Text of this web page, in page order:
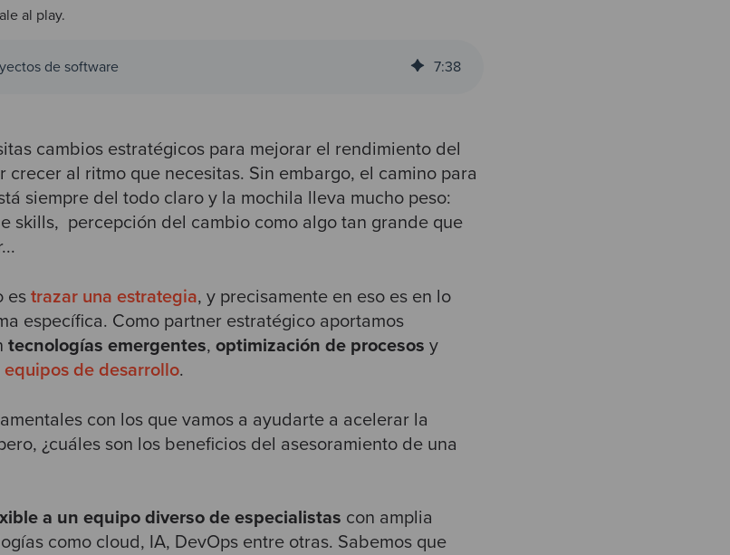
al play.
de software 7:38
cambios estratégicos para mejorar el rendimiento del
al ritmo que necesitas. Sin embargo, el camino para
siempre del todo claro y la mochila lleva mucho peso:
skills, percepción del cambio como algo tan grande que
es trazar una estrategia, y precisamente en eso es en lo
específica. Como partner estratégico aportamos
tecnologías emergentes, optimización de procesos y
de desarrollo.
con los que vamos a ayudarte a acelerar la
¿cuáles son los beneficios del asesoramiento de una
a un equipo diverso de especialistas con amplia
como cloud, IA, DevOps entre otras. Sabemos que